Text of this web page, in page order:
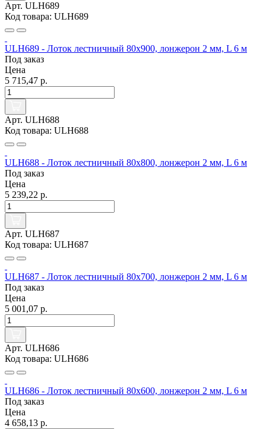
Арт. ULH689
Код товара: ULH689
ULH689 - Лоток лестничный 80х900, лонжерон 2 мм, L 6 м
Под заказ
Цена
5 715,47 р.
Арт. ULH688
Код товара: ULH688
ULH688 - Лоток лестничный 80х800, лонжерон 2 мм, L 6 м
Под заказ
Цена
5 239,22 р.
Арт. ULH687
Код товара: ULH687
ULH687 - Лоток лестничный 80х700, лонжерон 2 мм, L 6 м
Под заказ
Цена
5 001,07 р.
Арт. ULH686
Код товара: ULH686
ULH686 - Лоток лестничный 80х600, лонжерон 2 мм, L 6 м
Под заказ
Цена
4 658,13 р.